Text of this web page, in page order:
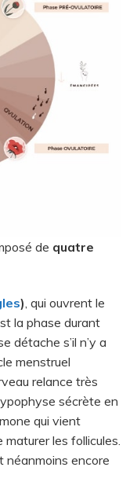
de quatre
), qui ouvrent le
la phase durant
détache s’il n’y a
menstruel
relance très
sécrète en
qui vient
maturer les follicules.
néanmoins encore